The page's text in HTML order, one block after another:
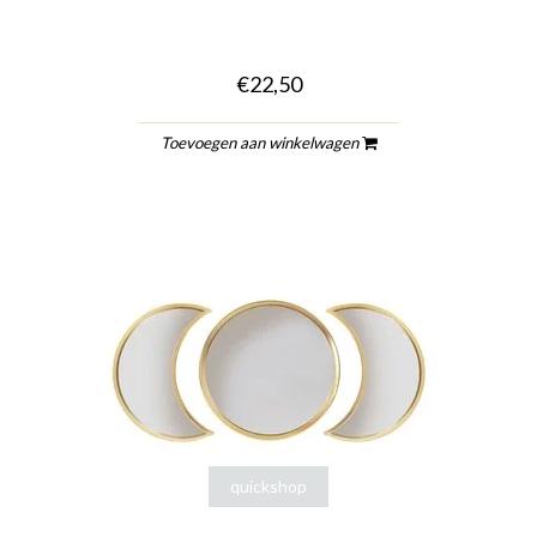
€22,50
Toevoegen aan winkelwagen
quickshop